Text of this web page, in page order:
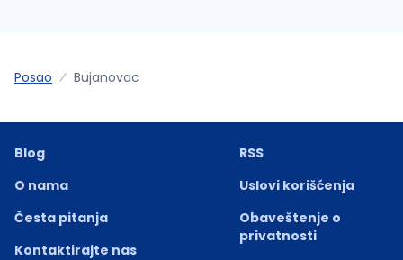
Posao Bujanovac
Blog
O nama
Česta pitanja
Kontaktirajte nas
RSS
Uslovi korišćenja
Obaveštenje o
privatnosti